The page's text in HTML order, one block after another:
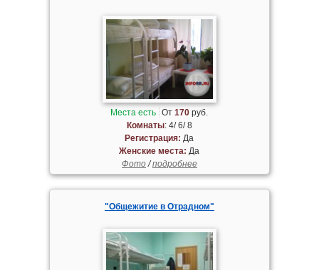
Места есть От170 руб.
Комнаты: 4/ 6/ 8
Регистрация: Да
Женские места: Да
Фото/подробнее
"Общежитие в Отрадном"